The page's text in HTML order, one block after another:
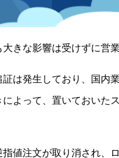
きな影響は受けずに営
証は発生しており、国内
よって、置いておいた
値注文が取り消され、